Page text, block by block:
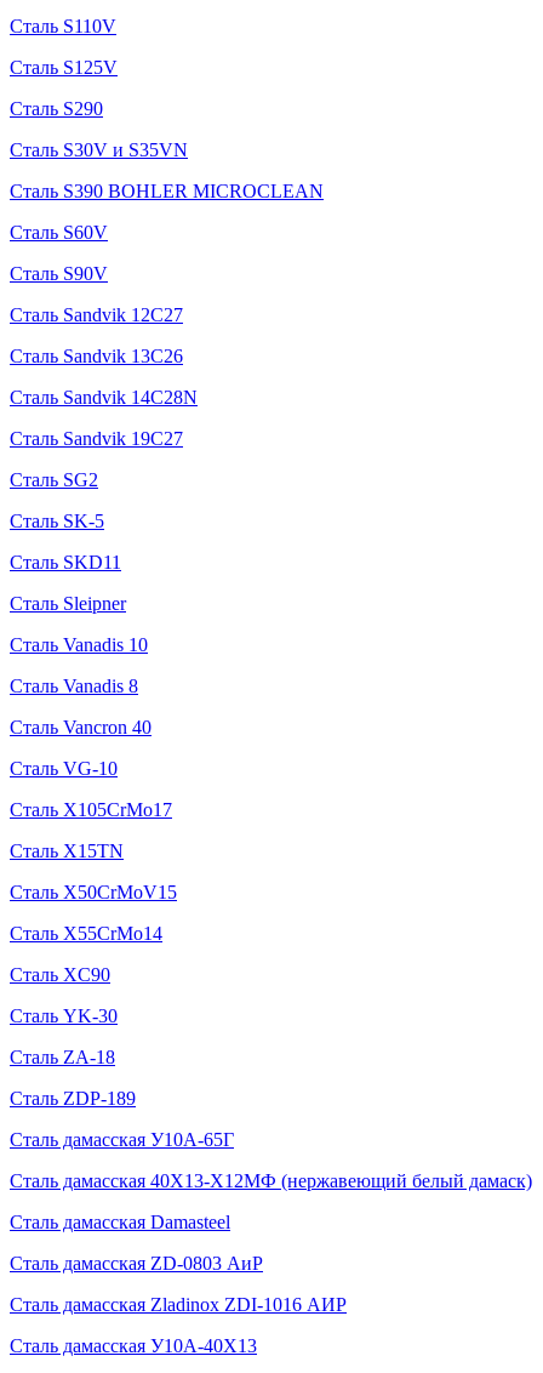
Сталь S110V
Сталь S125V
Сталь S290
Сталь S30V и S35VN
Сталь S390 BOHLER MICROCLEAN
Сталь S60V
Сталь S90V
Сталь Sandvik 12C27
Сталь Sandvik 13C26
Сталь Sandvik 14C28N
Сталь Sandvik 19C27
Сталь SG2
Сталь SK-5
Сталь SKD11
Сталь Sleipner
Сталь Vanadis 10
Сталь Vanadis 8
Сталь Vancron 40
Сталь VG-10
Сталь X105CrMo17
Сталь X15TN
Сталь X50CrMoV15
Сталь X55CrMo14
Сталь XC90
Сталь YK-30
Сталь ZA-18
Сталь ZDP-189
Сталь дамасская У10А-65Г
Сталь дамасская 40Х13-Х12МФ (нержавеющий белый дамаск)
Сталь дамасская Damasteel
Сталь дамасская ZD-0803 АиР
Сталь дамасская Zladinox ZDI-1016 АИР
Сталь дамасская У10А-40Х13